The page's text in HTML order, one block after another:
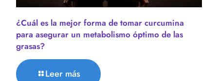
¿Cuál es la mejor forma de tomar curcumina
para asegurar un metabolismo óptimo de las
grasas?
Leer más